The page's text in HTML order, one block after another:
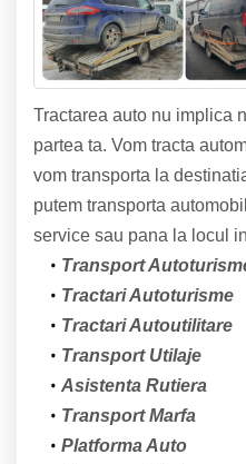
Tractarea auto nu implica
partea ta. Vom tracta
vom transporta la
putem transporta
service sau pana la locul
Transport
Tractari Autoturisme
Tractari Autoutilitare
Transport Utilaje
Asistenta Rutiera
Transport Marfa
Platforma Auto